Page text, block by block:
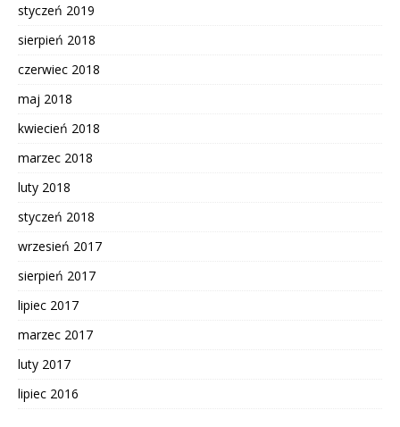
styczeń 2019
sierpień 2018
czerwiec 2018
maj 2018
kwiecień 2018
marzec 2018
luty 2018
styczeń 2018
wrzesień 2017
sierpień 2017
lipiec 2017
marzec 2017
luty 2017
lipiec 2016